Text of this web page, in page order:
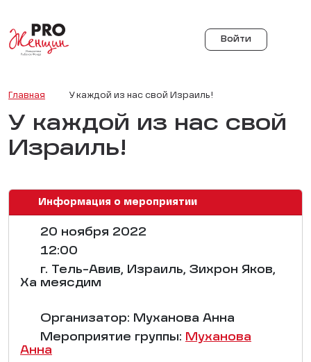
Войти
Главная У каждой из нас свой Израиль!
У каждой из нас свой
Израиль!
Информация о мероприятии
20 ноября 2022
12:00
г. Тель-Авив, Израиль, Зихрон Яков,
Ха меясдим
Организатор: Муханова Анна
Мероприятие группы: Муханова
Анна